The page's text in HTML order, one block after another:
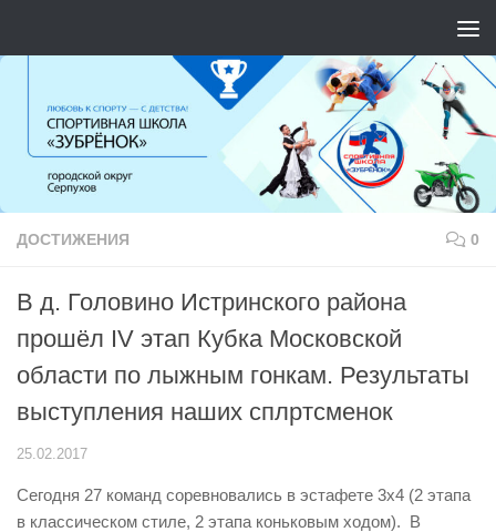
ДОСТИЖЕНИЯ 0
В д. Головино Истринского района
прошёл IV этап Кубка Московской
области по лыжным гонкам. Результаты
выступления наших сплртсменок
25.02.2017
Сегодня 27 команд соревновались в эстафете 3х4 (2 этапа
в классическом стиле, 2 этапа коньковым ходом). В